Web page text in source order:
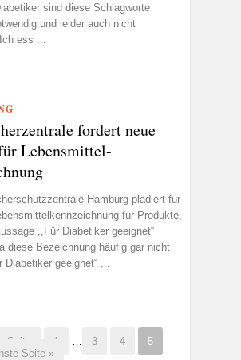
sind diese Schlagworte
und leider auch nicht
ess ...
fordert neue
Lebensmittel-
Hamburg plädiert für
für Produkte,
,,Für Diabetiker geeignet“
diese Bezeichnung häufig gar nicht
geeignet“ ...
Seite 1 3 4
5
Seite »